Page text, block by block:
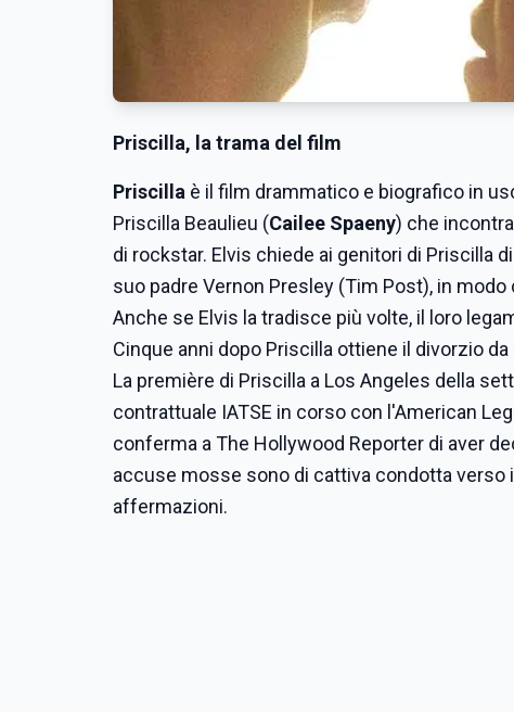
Priscilla, la trama del film
Priscilla è il film drammatico e biografico in
Priscilla Beaulieu (Cailee Spaeny) che
di rockstar. Elvis chiede ai genitori di Priscilla
suo padre Vernon Presley (Tim Post), in
Anche se Elvis la tradisce più volte, il loro
Cinque anni dopo Priscilla ottiene il divorzio da
La première di Priscilla a Los Angeles della
contrattuale IATSE in corso con l'American
conferma a The Hollywood Reporter di aver
accuse mosse sono di cattiva condotta verso
affermazioni.